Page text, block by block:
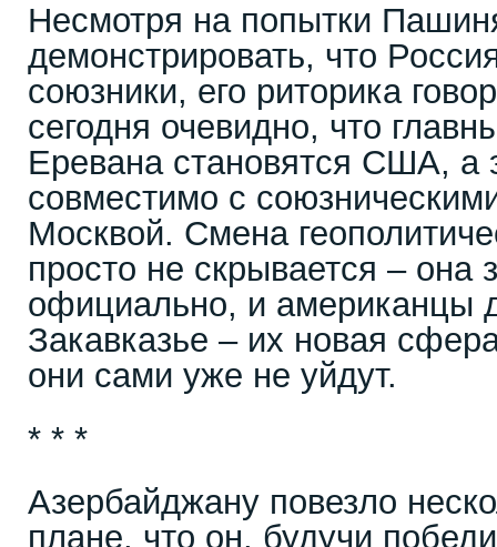
Несмотря на попытки
демонстрировать, что
союзники, его риторика
сегодня очевидно, что
Еревана становятся США, а
совместимо с
Москвой. Смена
просто не скрывается – она
официально, и американцы
Закавказье – их новая
они сами уже не уйдут.
* * *
Азербайджану повезло
плане, что он, будучи